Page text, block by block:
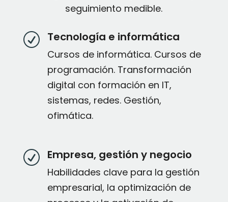
seguimiento medible.
R Tecnología e informática
Cursos de informática. Cursos de
programación. Transformación
digital con formación en IT,
sistemas, redes. Gestión,
ofimática.
R Empresa, gestión y negocio
Habilidades clave para la gestión
empresarial, la optimización de